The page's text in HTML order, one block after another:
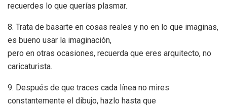
recuerdes lo que querías plasmar.
8. Trata de basarte en cosas reales y no en lo que imaginas,
es bueno usar la imaginación,
pero en otras ocasiones, recuerda que eres arquitecto, no
caricaturista.
9. Después de que traces cada línea no mires
constantemente el dibujo, hazlo hasta que